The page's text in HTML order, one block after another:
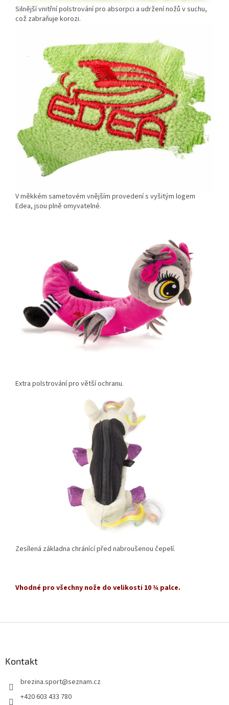
Silnější vnitřní polstrování pro absorpci a udržení nožů v suchu,
což zabraňuje korozi.
V měkkém sametovém vnějším provedení s vyšitým logem
Edea, jsou plně omyvatelné.
Extra polstrování pro větší ochranu.
Zesílená základna chránící před nabroušenou čepelí.
Vhodné pro všechny nože do velikosti 10 ¾ palce.
Kontakt
brezina.sport@seznam.cz
+420 603 433 780